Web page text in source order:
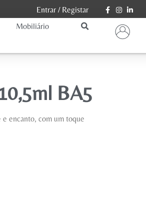
Entrar/ Registar
Mobiliário
BA5
encanto, com um toque